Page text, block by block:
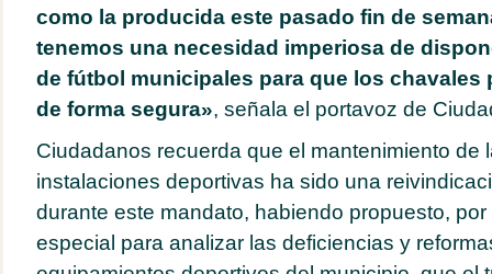
como la producida este pasado fin de
tenemos una necesidad imperiosa de
de fútbol municipales para que los chavales
de forma segura», señala el portavoz de
Ciudadanos recuerda que el mantenimiento de
instalaciones deportivas ha sido una
durante este mandato, habiendo propuesto,
especial para analizar las deficiencias y